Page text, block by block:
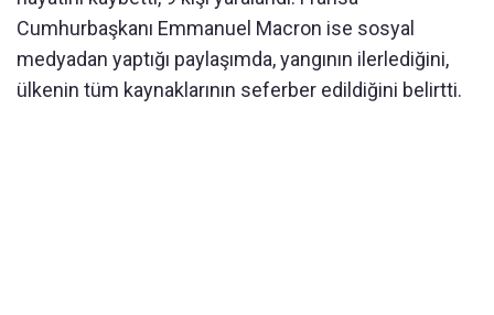
Cumhurbaşkanı Emmanuel Macron ise sosyal
medyadan yaptığı paylaşımda, yangının ilerlediğini,
ülkenin tüm kaynaklarının seferber edildiğini belirtti.